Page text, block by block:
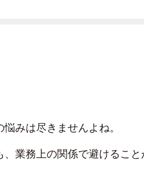
みは尽きませんよね。
業務上の関係で避けること